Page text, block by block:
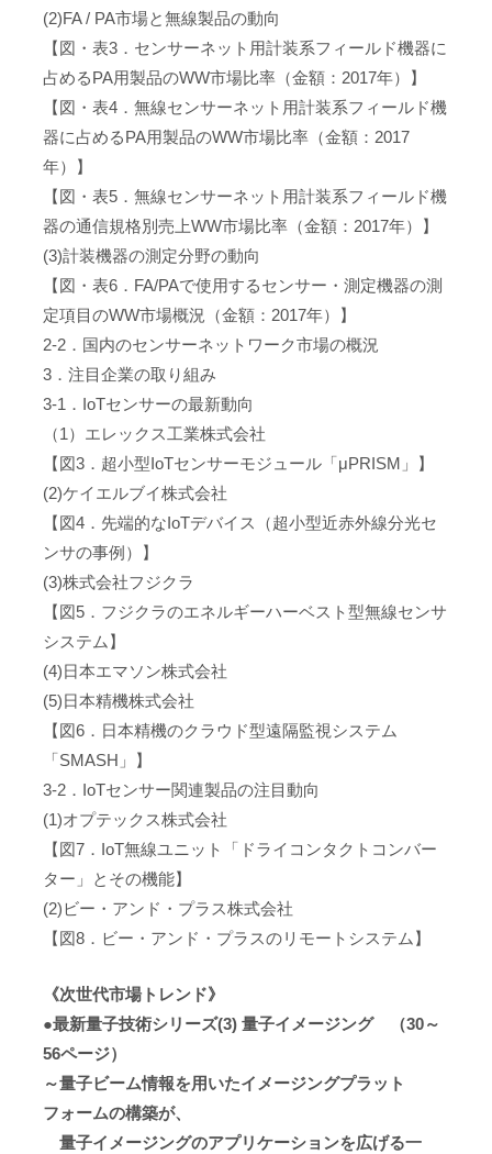
(2)FA / PA市場と無線製品の動向
【図・表3．センサーネット用計装系フィールド機器に
占めるPA用製品のWW市場比率（金額：2017年）】
【図・表4．無線センサーネット用計装系フィールド機
器に占めるPA用製品のWW市場比率（金額：2017
年）】
【図・表5．無線センサーネット用計装系フィールド機
器の通信規格別売上WW市場比率（金額：2017年）】
(3)計装機器の測定分野の動向
【図・表6．FA/PAで使用するセンサー・測定機器の測
定項目のWW市場概況（金額：2017年）】
2-2．国内のセンサーネットワーク市場の概況
3．注目企業の取り組み
3-1．IoTセンサーの最新動向
（1）エレックス工業株式会社
【図3．超小型IoTセンサーモジュール「μPRISM」】
(2)ケイエルブイ株式会社
【図4．先端的なIoTデバイス（超小型近赤外線分光セ
ンサの事例）】
(3)株式会社フジクラ
【図5．フジクラのエネルギーハーベスト型無線センサ
システム】
(4)日本エマソン株式会社
(5)日本精機株式会社
【図6．日本精機のクラウド型遠隔監視システム
「SMASH」】
3-2．IoTセンサー関連製品の注目動向
(1)オプテックス株式会社
【図7．IoT無線ユニット「ドライコンタクトコンバー
ター」とその機能】
(2)ビー・アンド・プラス株式会社
【図8．ビー・アンド・プラスのリモートシステム】
《次世代市場トレンド》
●最新量子技術シリーズ(3) 量子イメージング （30～
56ページ）
～量子ビーム情報を用いたイメージングプラット
フォームの構築が、
量子イメージングのアプリケーションを広げる一